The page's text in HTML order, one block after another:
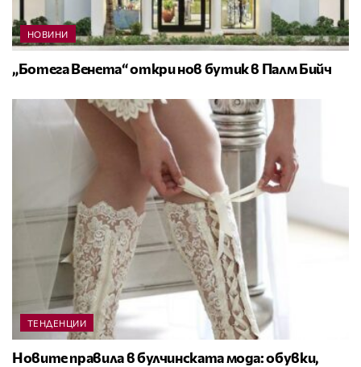
НОВИНИ
„Ботега Венета“ откри нов бутик в Палм Бийч
ТЕНДЕНЦИИ
Новите правила в булчинската мода: обувки,